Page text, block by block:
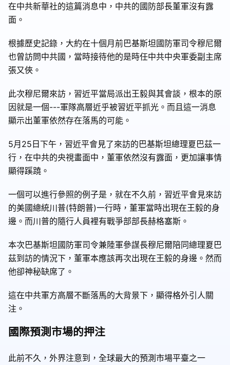
在中共新華社的這篇消息中，中共的國防部長董軍沒有露
面。
根據歷史記錄，大約在十個月前巴基斯坦國防軍司令穆尼爾
也曾訪問中共國，當時接待他的是時任中共中央軍委副主席
張又俠。
此次穆尼爾來訪，習近平當局派出王毅與其會談，根本的原
因就是一個---軍隊高層近乎被習近平抓光。而且這一消息
顯示出董軍依然存在落馬的可能。
5月25日下午，習近平會見了來訪的巴基斯坦總理夏巴茲一
行，在中共的央視畫面中，董軍依然沒有露面，更加讓事情
顯得蹊蹺。
一個可以進行參照的例子是，就在不久前，習近平會見來訪
的美國總統川普(特朗普)一行時，董軍當時出現在王毅的身
邊。而川普的隨行人員裡有戰爭部部長赫格塞斯。
本次巴基斯坦國防軍司令兼陸軍參謀長穆尼爾陪同總理夏巴
茲到訪的情況下，董軍本應該再次出現在王毅的身邊。然而
他卻神秘缺席了。
這在中共軍方高層不斷落馬的大背景下，顯得格外引人關
注。
國際預測市場的押注
此前不久，外界注意到，全球最大的預測市場平臺之一